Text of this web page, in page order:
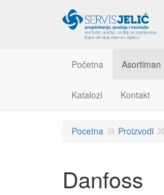
Početna Asortiman
Katalozi Kontakt
Pocetna Proizvodi
Danfoss